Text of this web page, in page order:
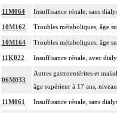
11M064 Insuffisance rénale, sans
10M162 Troubles métaboliques, âge
10M164 Troubles métaboliques, âge
11K022 Insuffisance rénale, avec
06M033
Autres gastroentérites et
âge supérieur à 17 ans,
11M061 Insuffisance rénale, sans